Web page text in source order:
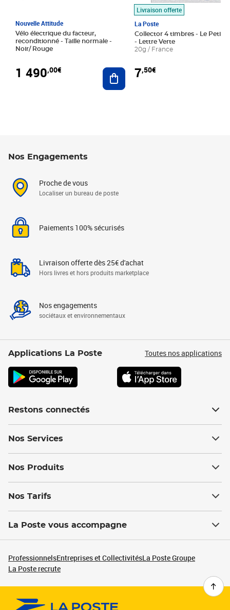
Nouvelle Attitude
Vélo électrique du facteur,
reconditionné - Taille normale -
Noir/ Rouge
1 490,00€ Ajouter au panier
Livraison offerte
La Poste
Collector 4 timbres - Le Petit
- Lettre Verte
20g / France
7,50€
Nos Engagements
Proche de vous
Localiser un bureau de poste
Paiements 100% sécurisés
Livraison offerte dès 25€ d'achat
Hors livres et hors produits marketplace
Nos engagements
sociétaux et environnementaux
Applications La Poste Toutes nos applications
Restons connectés
Nos Services
Nos Produits
Nos Tarifs
La Poste vous accompagne
ProfessionnelsEntreprises et CollectivitésLa Poste Groupe
La Poste recrute